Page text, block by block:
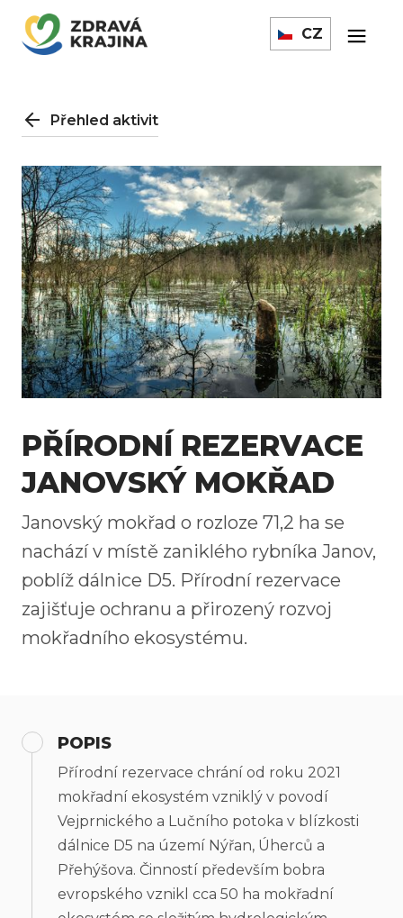
CZ
Přehled aktivit
PŘÍRODNÍ REZERVACE
JANOVSKÝ MOKŘAD
Janovský mokřad o rozloze 71,2 ha se
nachází v místě zaniklého rybníka Janov,
poblíž dálnice D5. Přírodní rezervace
zajišťuje ochranu a přirozený rozvoj
mokřadního ekosystému.
POPIS
Přírodní rezervace chrání od roku 2021
mokřadní ekosystém vzniklý v povodí
Vejprnického a Lučního potoka v blízkosti
dálnice D5 na území Nýřan, Úherců a
Přehýšova. Činností především bobra
evropského vznikl cca 50 ha mokřadní